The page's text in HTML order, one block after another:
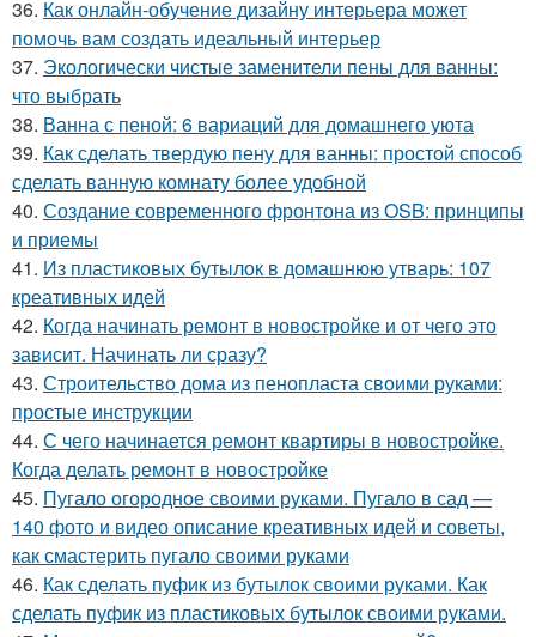
36. Как онлайн-обучение дизайну интерьера может
помочь вам создать идеальный интерьер
37. Экологически чистые заменители пены для ванны:
что выбрать
38. Ванна с пеной: 6 вариаций для домашнего уюта
39. Как сделать твердую пену для ванны: простой способ
сделать ванную комнату более удобной
40. Создание современного фронтона из OSB: принципы
и приемы
41. Из пластиковых бутылок в домашнюю утварь: 107
креативных идей
42. Когда начинать ремонт в новостройке и от чего это
зависит. Начинать ли сразу?
43. Строительство дома из пенопласта своими руками:
простые инструкции
44. С чего начинается ремонт квартиры в новостройке.
Когда делать ремонт в новостройке
45. Пугало огородное своими руками. Пугало в сад —
140 фото и видео описание креативных идей и советы,
как смастерить пугало своими руками
46. Как сделать пуфик из бутылок своими руками. Как
сделать пуфик из пластиковых бутылок своими руками.